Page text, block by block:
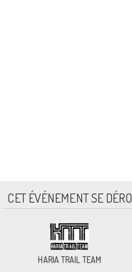
CET ÉVÉNEMENT SE
HARIA TRAIL TEAM